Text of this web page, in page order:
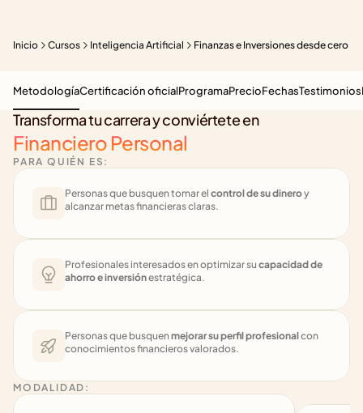
Inicio Cursos Inteligencia Artificial Finanzas e Inversiones desde cero
Transforma tu carrera y conviértete en
Financiero Personal
PARA QUIÉN ES:
Personas que busquen tomar el control de su dinero y
alcanzar metas financieras claras.
Profesionales interesados en optimizar su capacidad de
ahorro e inversión estratégica.
Personas que busquen mejorar su perfil profesional con
conocimientos financieros valorados.
MODALIDAD:
MetodologíaCertificación oficialProgramaPrecioFechasTestimonios